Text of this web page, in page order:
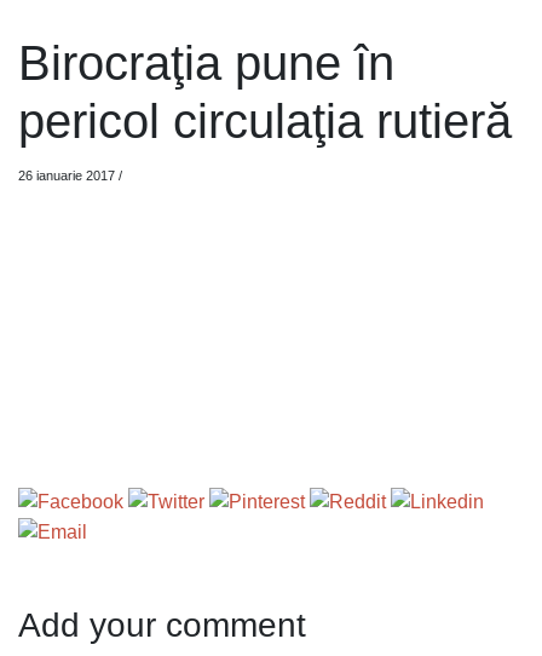
Birocraţia pune în
pericol circulaţia rutieră
26 ianuarie 2017 /
Add your comment